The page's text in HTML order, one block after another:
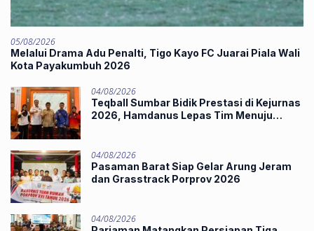
05/08/2026
Melalui Drama Adu Penalti, Tigo Kayo FC Juarai Piala Wali
Kota Payakumbuh 2026
04/08/2026
Teqball Sumbar Bidik Prestasi di Kejurnas
2026, Hamdanus Lepas Tim Menuju
04/08/2026
Pasaman Barat Siap Gelar Arung Jeram
dan Grasstrack Porprov 2026
04/08/2026